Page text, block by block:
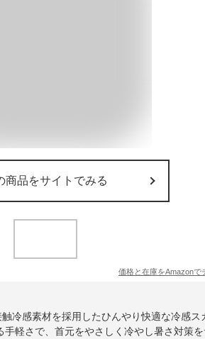
商品をサイトでみる
価格と在庫をAmazonで
冷感素材を採用したひんやり快適な冷感ス
軽さで、首元をやさしく冷やし暑さ対策